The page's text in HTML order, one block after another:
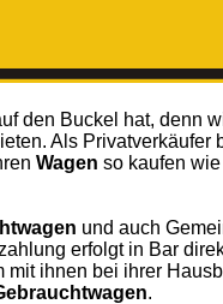
den Buckel hat, denn
Als Privatverkäufer
Wagen so kaufen
und auch
erfolgt in Bar
mit ihnen bei ihrer
.